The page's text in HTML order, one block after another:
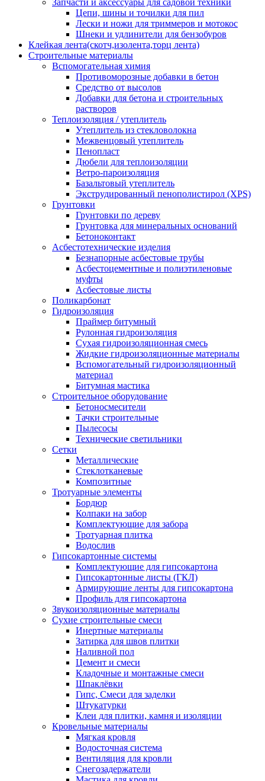
Запчасти и аксессуары для садовой техники
Цепи, шины и точилки для пил
Лески и ножи для триммеров и мотокос
Шнеки и удлинители для бензобуров
Клейкая лента(скотч,изолента,торц лента)
Строительные материалы
Вспомогательная химия
Противоморозные добавки в бетон
Средство от высолов
Добавки для бетона и строительных
растворов
Теплоизоляция / утеплитель
Утеплитель из стекловолокна
Межвенцовый утеплитель
Пенопласт
Дюбели для теплоизоляции
Ветро-пароизоляция
Базальтовый утеплитель
Экструдированный пенополистирол (XPS)
Грунтовки
Грунтовки по дереву
Грунтовка для минеральных оснований
Бетоноконтакт
Асбестотехнические изделия
Безнапорные асбестовые трубы
Асбестоцементные и полиэтиленовые
муфты
Асбестовые листы
Поликарбонат
Гидроизоляция
Праймер битумный
Рулонная гидроизоляция
Сухая гидроизоляционная смесь
Жидкие гидроизоляционные материалы
Вспомогательный гидроизоляционный
материал
Битумная мастика
Строительное оборудование
Бетоносмесители
Тачки строительные
Пылесосы
Технические светильники
Сетки
Металлические
Стеклотканевые
Композитные
Тротуарные элементы
Бордюр
Колпаки на забор
Комплектующие для забора
Тротуарная плитка
Водослив
Гипсокартонные системы
Комплектующие для гипсокартона
Гипсокартонные листы (ГКЛ)
Армирующие ленты для гипсокартона
Профиль для гипсокартона
Звукоизоляционные материалы
Сухие строительные смеси
Инертные материалы
Затирка для швов плитки
Наливной пол
Цемент и смеси
Кладочные и монтажные смеси
Шпаклёвки
Гипс, Смеси для заделки
Штукатурки
Клеи для плитки, камня и изоляции
Кровельные материалы
Мягкая кровля
Водосточная система
Вентиляция для кровли
Снегозадержатели